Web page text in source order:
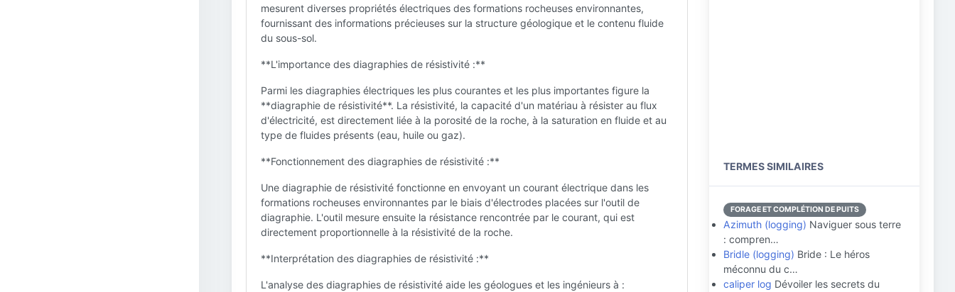
mesurent diverses propriétés électriques des formations rocheuses environnantes,
fournissant des informations précieuses sur la structure géologique et le contenu fluide
du sous-sol.
**L'importance des diagraphies de résistivité :**
Parmi les diagraphies électriques les plus courantes et les plus importantes figure la
**diagraphie de résistivité**. La résistivité, la capacité d'un matériau à résister au flux
d'électricité, est directement liée à la porosité de la roche, à la saturation en fluide et au
type de fluides présents (eau, huile ou gaz).
**Fonctionnement des diagraphies de résistivité :**
Une diagraphie de résistivité fonctionne en envoyant un courant électrique dans les
formations rocheuses environnantes par le biais d'électrodes placées sur l'outil de
diagraphie. L'outil mesure ensuite la résistance rencontrée par le courant, qui est
directement proportionnelle à la résistivité de la roche.
**Interprétation des diagraphies de résistivité :**
L'analyse des diagraphies de résistivité aide les géologues et les ingénieurs à :
TERMES SIMILAIRES
FORAGE ET COMPLÉTION DE PUITS
Azimuth (logging) Naviguer sous terre
: compren…
Bridle (logging) Bride : Le héros
méconnu du c…
caliper log Dévoiler les secrets du